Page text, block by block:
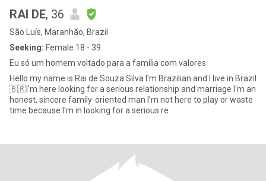
RAI DE, 36
São Luís, Maranhão, Brazil
Seeking: Female 18 - 39
Eu só um homem voltado para a família com valores
Hello my name is Rai de Souza Silva I'm Brazilian and I live in Brazil
🇧🇷I'm here looking for a serious relationship and marriage I'm an
honest, sincere family-oriented man I'm not here to play or waste
time because I'm in looking for a serious re